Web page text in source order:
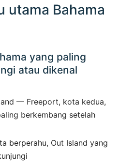
utama Bahama
yang paling
atau dikenal
— Freeport, kota kedua,
berkembang setelah
berperahu, Out Island yang